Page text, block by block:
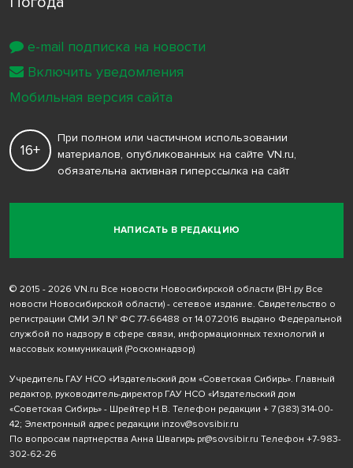
НАПИСАТЬ В РЕДАКЦИЮ
16+
При полном или частичном использовании
материалов, опубликованных на сайте VN.ru,
обязательна активная гиперссылка на сайт
© 2015 - 2026 VN.ru Все новости Новосибирской области (ВН.ру Все
новости Новосибирской области) - сетевое издание. Свидетельство о
регистрации СМИ ЭЛ № ФС 77-66488 от 14.07.2016 выдано Федеральной
службой по надзору в сфере связи, информационных технологий и
массовых коммуникаций (Роскомнадзор)
Учредитель ГАУ НСО «Издательский дом «Советская Сибирь». Главный
редактор, руководитель-директор ГАУ НСО «Издательский дом
«Советская Сибирь» - Шрейтер Н.В. Телефон редакции + 7 (383) 314-00-
42; Электронный адрес редакции inzov@sovsibir.ru
По вопросам партнерства Анна Швагирь pr@sovsibir.ru Телефон +7-983-
302-62-26
e-mail подписка на новости
Включить уведомления
Мобильная версия сайта